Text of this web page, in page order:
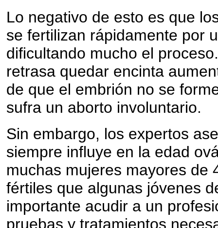
Lo negativo de esto es que
se fertilizan rápidamente por
dificultando mucho el
retrasa quedar encinta
de que el embrión no se
sufra un aborto involuntario.
Sin embargo, los expertos
siempre influye en la edad
muchas mujeres mayores de
fértiles que algunas jóvenes
importante acudir a un
pruebas y tratamientos